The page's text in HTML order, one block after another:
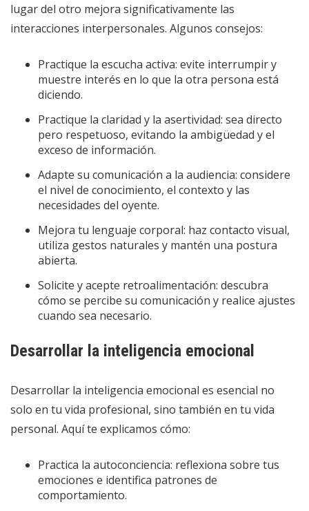
lugar del otro mejora significativamente las
interacciones interpersonales. Algunos consejos:
Practique la escucha activa: evite interrumpir y
muestre interés en lo que la otra persona está
diciendo.
Practique la claridad y la asertividad: sea directo
pero respetuoso, evitando la ambigüedad y el
exceso de información.
Adapte su comunicación a la audiencia: considere
el nivel de conocimiento, el contexto y las
necesidades del oyente.
Mejora tu lenguaje corporal: haz contacto visual,
utiliza gestos naturales y mantén una postura
abierta.
Solicite y acepte retroalimentación: descubra
cómo se percibe su comunicación y realice ajustes
cuando sea necesario.
Desarrollar la inteligencia emocional
Desarrollar la inteligencia emocional es esencial no
solo en tu vida profesional, sino también en tu vida
personal. Aquí te explicamos cómo:
Practica la autoconciencia: reflexiona sobre tus
emociones e identifica patrones de
comportamiento.